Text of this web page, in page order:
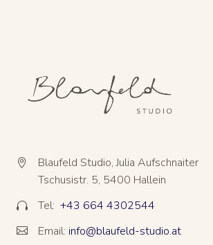


Blaufeld Studio, Julia Aufschnaiter
Tschusistr. 5, 5400 Hallein

 Tel: +43 664 4302544

 Email: info@blaufeld-studio.at